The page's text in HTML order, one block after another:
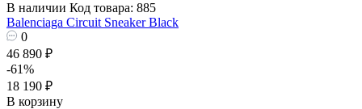
В наличии Код товара: 885
Balenciaga Circuit Sneaker Black
0
46 890 ₽
-61%
18 190 ₽
В корзину